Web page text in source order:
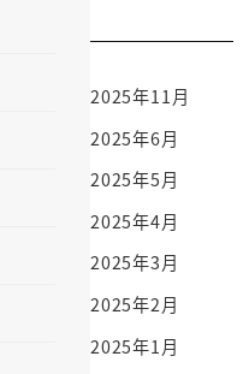
2025年11月
2025年6月
2025年5月
2025年4月
2025年3月
2025年2月
2025年1月